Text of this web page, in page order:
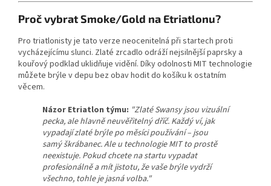
Proč vybrat Smoke/Gold na Etriatlonu?
Pro triatlonisty je tato verze neocenitelná při startech proti
vycházejícímu slunci. Zlaté zrcadlo odráží nejsilnější paprsky a
kouřový podklad uklidňuje vidění. Díky odolnosti MIT technologie
můžete brýle v depu bez obav hodit do košíku k ostatním
věcem.
Názor Etriatlon týmu: "Zlaté Swansy jsou vizuální
pecka, ale hlavně neuvěřitelný dříč. Každý ví, jak
vypadají zlaté brýle po měsíci používání – jsou
samý škrábanec. Ale u technologie MIT to prostě
neexistuje. Pokud chcete na startu vypadat
profesionálně a mít jistotu, že vaše brýle vydrží
všechno, tohle je jasná volba."